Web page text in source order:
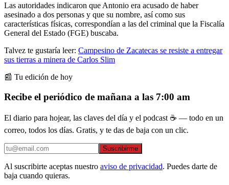
Las autoridades indicaron que Antonio era acusado de haber
asesinado a dos personas y que su nombre, así como sus
características físicas, correspondían a las del criminal que la Fiscalía
General del Estado (FGE) buscaba.
Talvez te gustaría leer: Campesino de Zacatecas se resiste a entregar
sus tierras a minera de Carlos Slim
📰 Tu edición de hoy
Recibe el periódico de mañana a las 7:00 am
El diario para hojear, las claves del día y el podcast ☕ — todo en un
correo, todos los días. Gratis, y te das de baja con un clic.
Suscribirme
Al suscribirte aceptas nuestro aviso de privacidad. Puedes darte de
baja cuando quieras.